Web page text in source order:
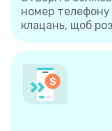
номер телефону
клацань, щоб